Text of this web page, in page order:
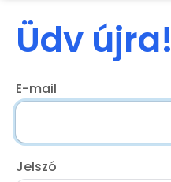
Üdv újra!
E-mail
Jelszó